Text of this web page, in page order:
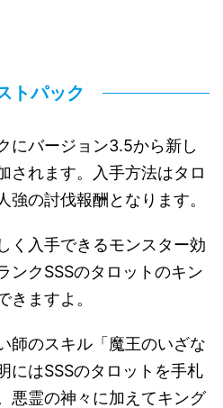
トパック
にバージョン3.5から新し
されます。入手方法はタロ
強の討伐報酬となります。
く入手できるモンスター効
ンクSSSのタロットのキン
きますよ。
師のスキル「魔王のいざな
にはSSSのタロットを手札
悪霊の神々に加えてキング